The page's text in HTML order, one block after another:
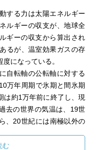
する力は太陽エネルギー
ルギーの収支が、地球全
ギーの収支から算出され
るが、温室効果ガスの存
になっている。
自転軸の公転軸に対する
万年周期で氷期と間氷期
は約1万年前に終了し、現
去の世界の気温は、19世
、20世紀には南極以外の
それは温室効果ガス濃度
む